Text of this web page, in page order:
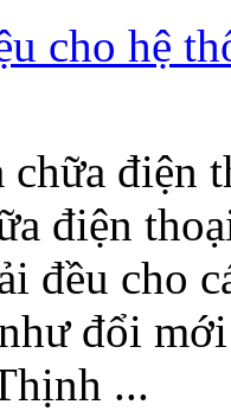
cho hệ
chữa điện
điện
đều cho
đổi
...